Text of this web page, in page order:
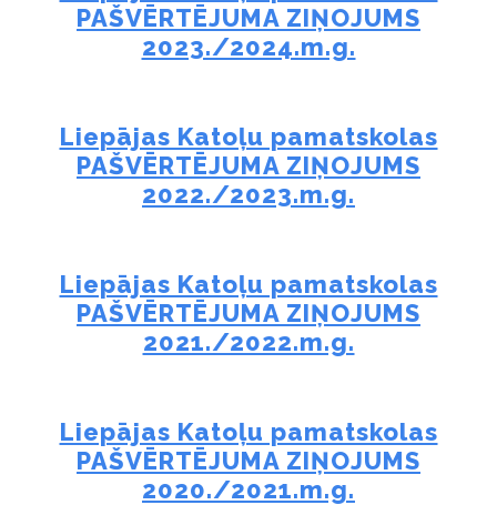
PAŠVĒRTĒJUMA ZIŅOJUMS
2023./2024.m.g.
Liepājas Katoļu pamatskolas
PAŠVĒRTĒJUMA ZIŅOJUMS
2022./2023.m.g.
Liepājas Katoļu pamatskolas
PAŠVĒRTĒJUMA ZIŅOJUMS
2021./2022.m.g.
Liepājas Katoļu pamatskolas
PAŠVĒRTĒJUMA ZIŅOJUMS
2020./2021.m.g.